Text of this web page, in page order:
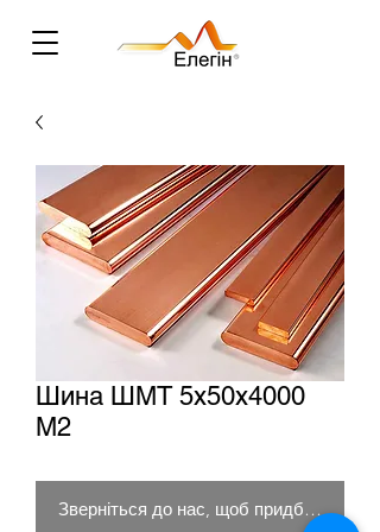
Шина ШМТ 5х50х4000
М2
Зверніться до нас, щоб придбати товар